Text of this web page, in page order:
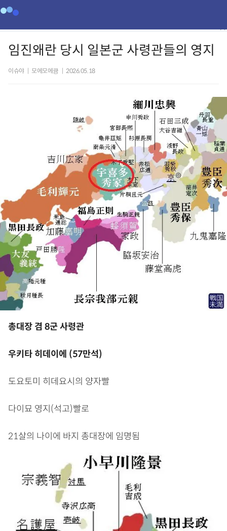
임진왜란 당시 일본군 사령관들의 영지
이슈야 모에모에큥 2026.05.18
총대장 겸 8군 사령관
우키타 히데이에 (57만석)
도요토미 히데요시의 양자빨
다이묘 영지(석고)빨로
21살의 나이에 바지 총대장에 임명됨